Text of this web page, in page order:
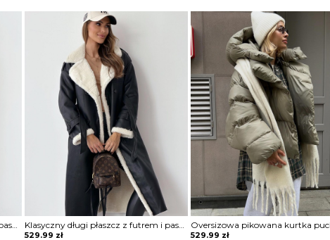
Klasyczny długi płaszcz z futrem i paskiem Sherri Klasyczny długi płaszcz z futrem i paskiem Sherri
529.99 zł 529.99 zł